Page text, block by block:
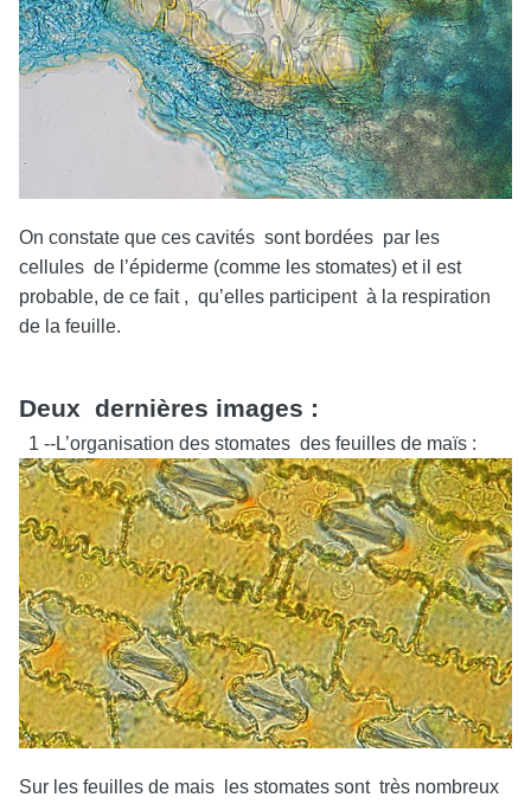
On constate que ces cavités sont bordées par les
cellules de l’épiderme (comme les stomates) et il est
probable, de ce fait , qu’elles participent à la respiration
de la feuille.
Deux dernières images :
1 --L’organisation des stomates des feuilles de maïs :
Sur les feuilles de mais les stomates sont très nombreux